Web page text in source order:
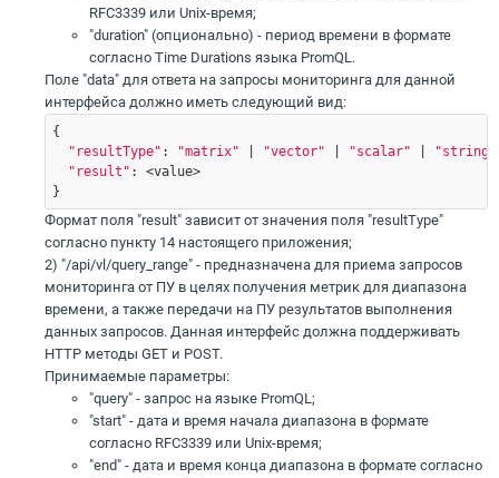
RFC3339 или Unix-время;
"duration" (опционально) - период времени в формате
согласно Time Durations языка PromQL.
Поле "data" для ответа на запросы мониторинга для данной
интерфейса должно иметь следующий вид:
{
"resultType" : "matrix" "vector" "scalar" "string"
"result" : <value>
}
Формат поля "result" зависит от значения поля "resultType"
согласно пункту 14 настоящего приложения;
2) "/api/vl/query_range" - предназначена для приема запросов
мониторинга от ПУ в целях получения метрик для диапазона
времени, а также передачи на ПУ результатов выполнения
данных запросов. Данная интерфейс должна поддерживать
HTTP методы GET и POST.
Принимаемые параметры:
"query" - запрос на языке PromQL;
"start" - дата и время начала диапазона в формате
согласно RFC3339 или Unix-время;
"end" - дата и время конца диапазона в формате согласно